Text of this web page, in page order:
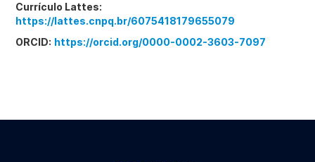
Currículo Lattes:
https://lattes.cnpq.br/6075418179655079
ORCID: https://orcid.org/0000-0002-3603-7097